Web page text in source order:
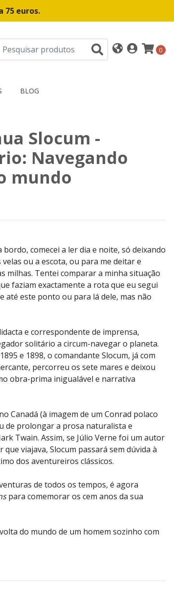
75 euros.
0
BLOG
Slocum -
Navegando
mundo
comecei a ler dia e noite, só deixando
ou a escota, ou para me deitar e
milhas. Tentei comparar a minha situação
faziam exactamente a rota que eu segui
até este ponto ou para lá dele, mas não
e correspondente de imprensa,
solitário a circum-navegar o planeta.
e 1898, o comandante Slocum, já com
percorreu os sete mares e deixou
obra-prima inigualável e narrativa
Canadá (à imagem de um Conrad polaco
de prolongar a prosa naturalista e
Twain. Assim, se Júlio Verne foi um autor
viajava, Slocum passará sem dúvida à
dos aventureiros clássicos.
de todos os tempos, é agora
para comemorar os cem anos da sua
do mundo de um homem sozinho com